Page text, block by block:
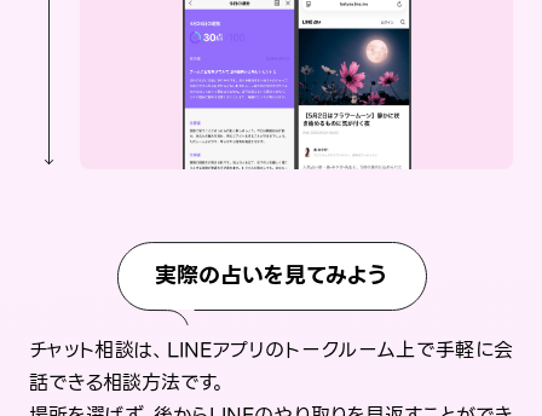
実際の占いを見てみよう
チャット相談は、LINEアプリのトークルーム上で手軽に会
話できる相談方法です。